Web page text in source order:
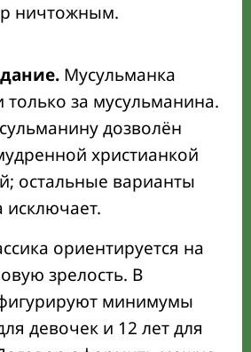
ничтожным.
Мусульманка
за мусульманина.
дозволён
христианкой
остальные варианты
исключает.
ориентируется на
зрелость. В
минимумы
девочек и 12 лет для